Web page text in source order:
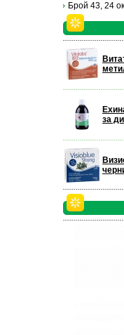
Брой 43, 24
за